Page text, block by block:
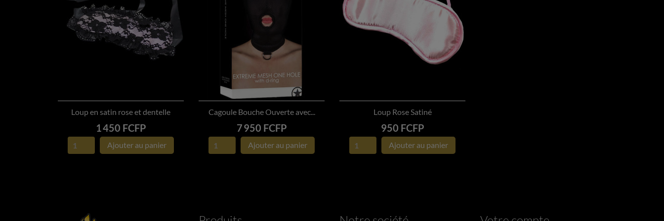
APERÇU RAPIDE
Loup en satin rose et dentelle
Prix
1 450 FCFP
Ajouter au panier
APERÇU RAPIDE
Cagoule Bouche Ouverte avec...
Prix
7 950 FCFP
Ajouter au panier
APERÇU RAPIDE
Loup Rose Satiné
Prix
950 FCFP
Ajouter au panier